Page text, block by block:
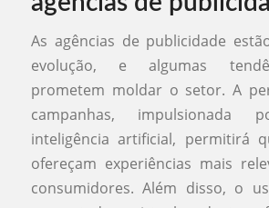
As agências de publicidade
evolução, e algumas
prometem moldar o setor. A
campanhas,
inteligência artificial, permitirá
ofereçam experiências mais
consumidores. Além disso, o